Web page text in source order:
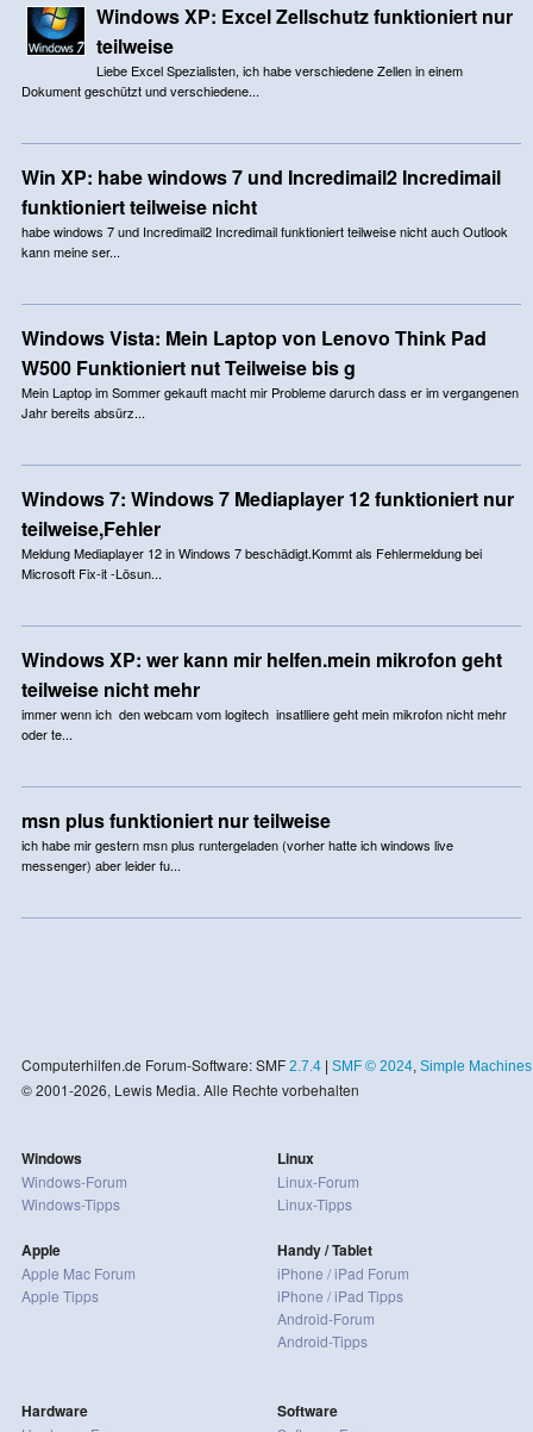
Windows XP: Excel Zellschutz funktioniert nur
teilweise
Liebe Excel Spezialisten, ich habe verschiedene Zellen in einem
Dokument geschützt und verschiedene...
Win XP: habe windows 7 und Incredimail2 Incredimail
funktioniert teilweise nicht
habe windows 7 und Incredimail2 Incredimail funktioniert teilweise nicht auch Outlook
kann meine ser...
Windows Vista: Mein Laptop von Lenovo Think Pad
W500 Funktioniert nut Teilweise bis g
Mein Laptop im Sommer gekauft macht mir Probleme darurch dass er im vergangenen
Jahr bereits absürz...
Windows 7: Windows 7 Mediaplayer 12 funktioniert nur
teilweise,Fehler
Meldung Mediaplayer 12 in Windows 7 beschädigt.Kommt als Fehlermeldung bei
Microsoft Fix-it -Lösun...
Windows XP: wer kann mir helfen.mein mikrofon geht
teilweise nicht mehr
immer wenn ich den webcam vom logitech insatlliere geht mein mikrofon nicht mehr
oder te...
msn plus funktioniert nur teilweise
ich habe mir gestern msn plus runtergeladen (vorher hatte ich windows live
messenger) aber leider fu...
Computerhilfen.de Forum-Software: SMF 2.7.4| SMF © 2024, Simple Machines
© 2001-2026, Lewis Media. Alle Rechte vorbehalten
Windows
Windows-Forum
Windows-Tipps
Apple
Apple Mac Forum
Apple Tipps
Linux
Linux-Forum
Linux-Tipps
Handy / Tablet
iPhone / iPad Forum
iPhone / iPad Tipps
Android-Forum
Android-Tipps
Hardware Software